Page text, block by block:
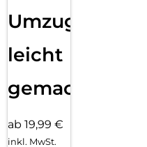
Umzug
leicht
gemacht!
ab 19,99 €
inkl. MwSt.